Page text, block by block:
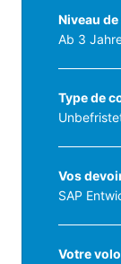
Niveau
Ab 3
Type de
Vos
SAP
Votre